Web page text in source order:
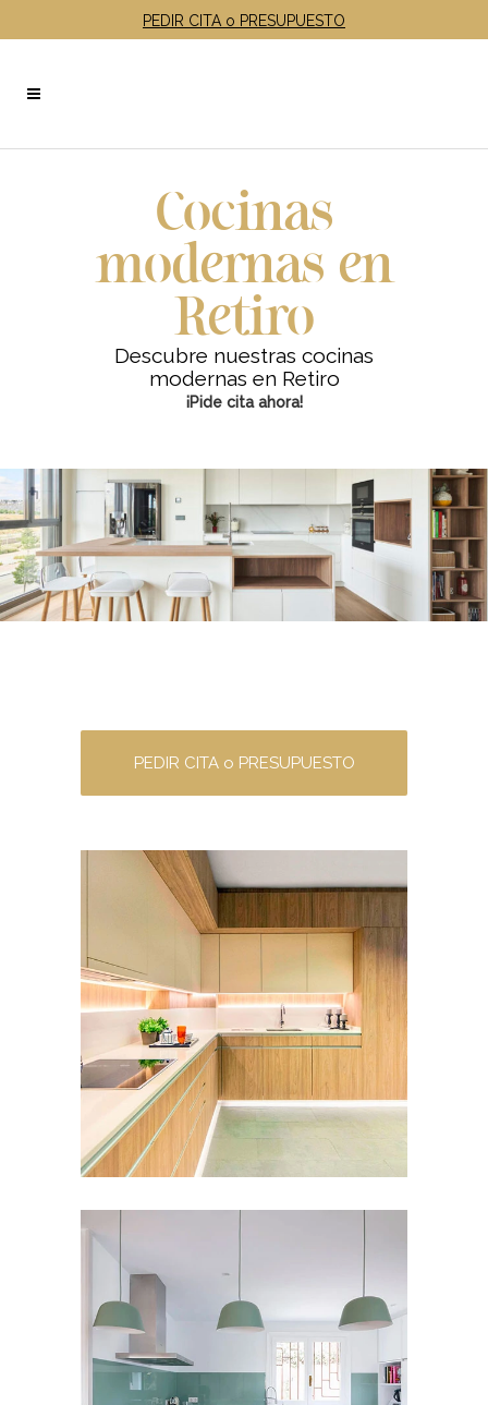
PEDIR CITA o PRESUPUESTO
Cocinas
modernas en
Retiro
Descubre nuestras cocinas
modernas en Retiro
¡Pide cita ahora!
PEDIR CITA o PRESUPUESTO